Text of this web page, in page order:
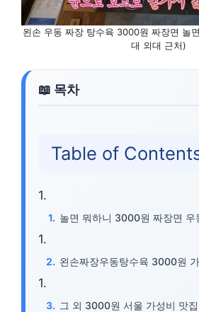
왼손 우동 짜장 탕수육 3000원 짜장면 놀
대 외대 근처)
Table of
놀면 뭐하니 3000원 짜장면 우
왼손짜장우동탕수육 3000원
그 외 3000원 서울 가성비 맛